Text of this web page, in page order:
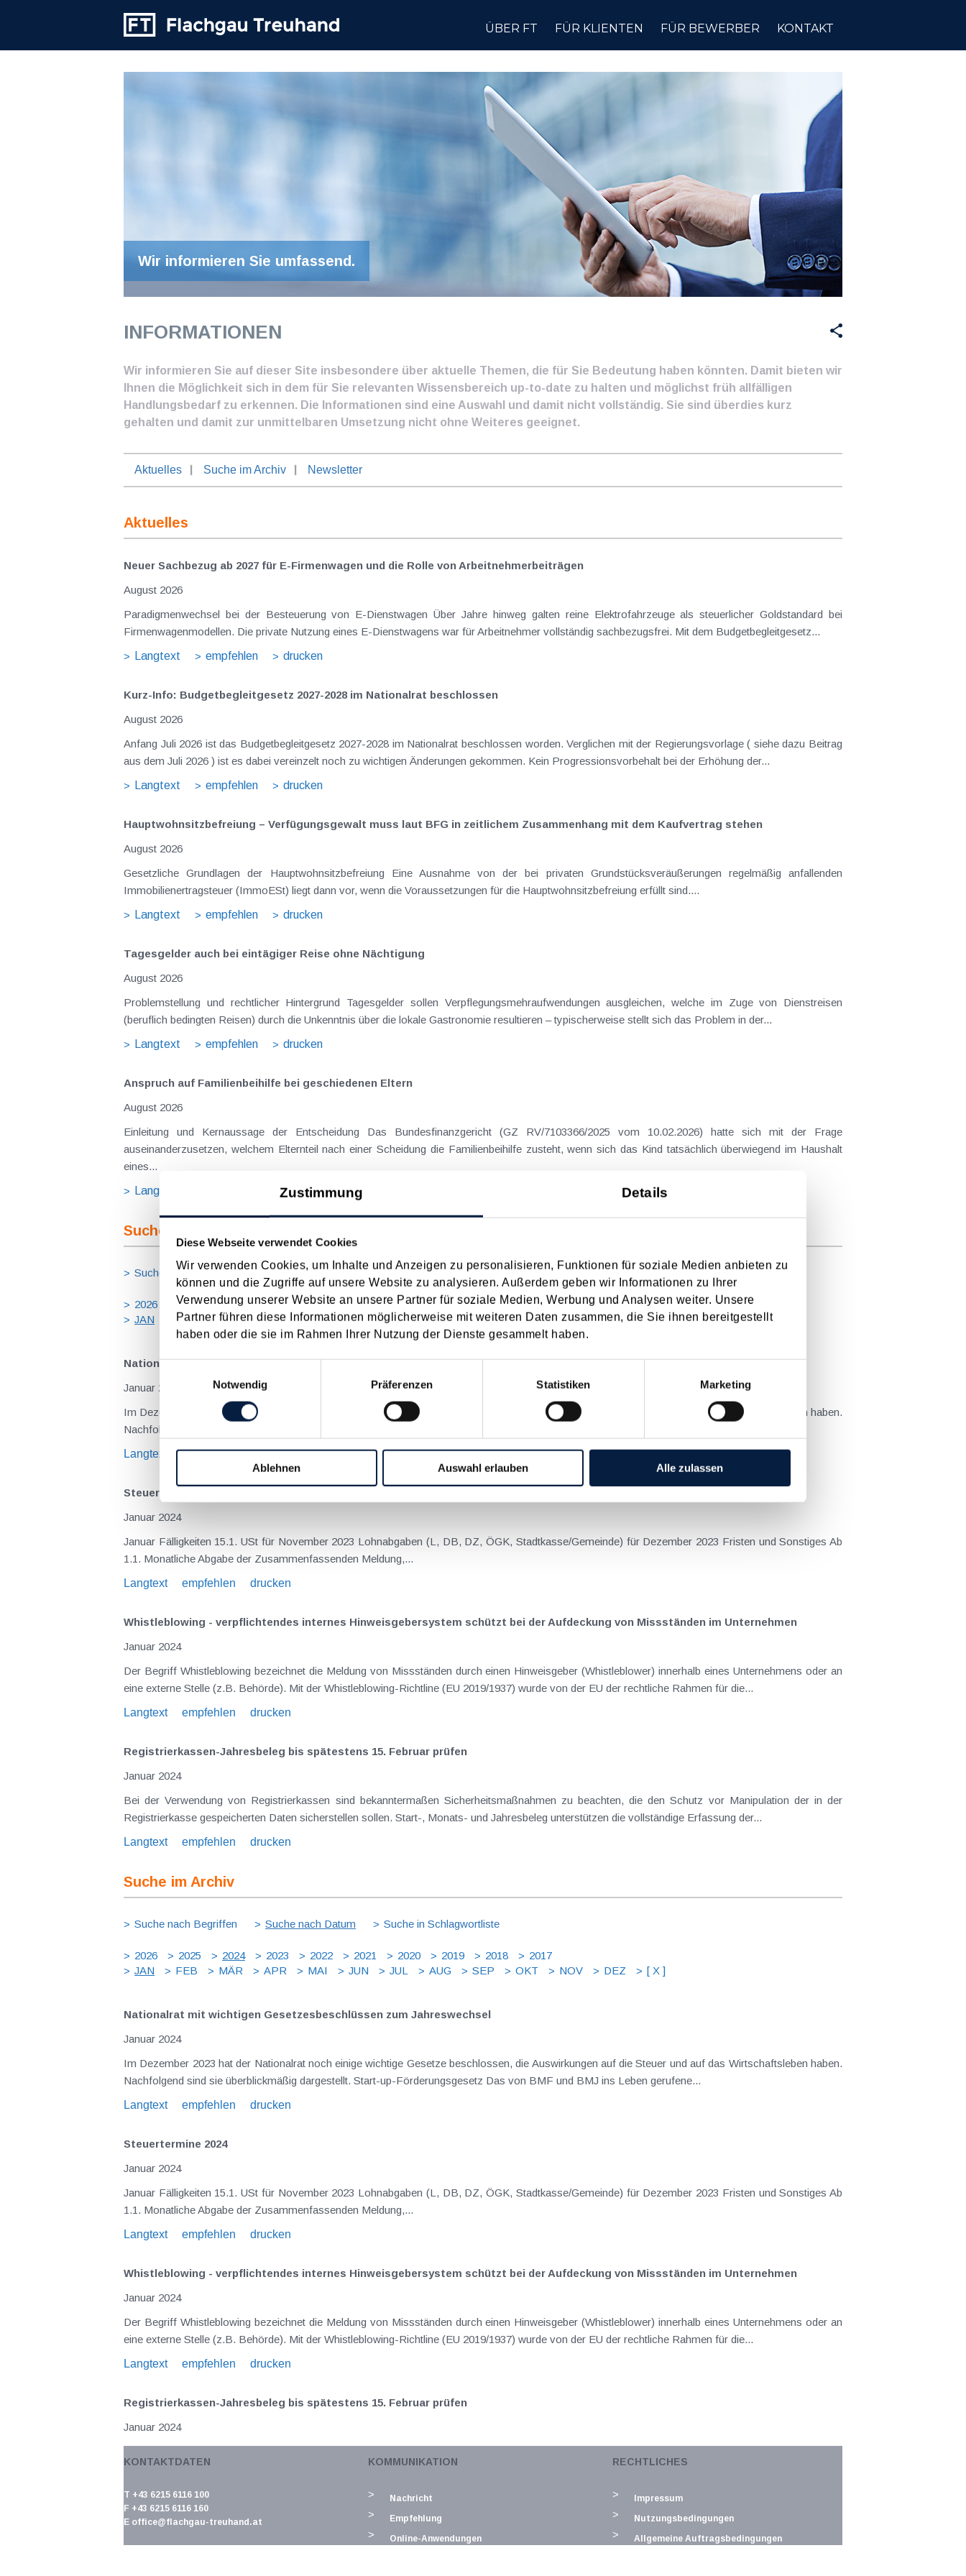
Zustimmung Details
Diese Webseite verwendet Cookies
Wir verwenden Cookies, um Inhalte und Anzeigen zu personalisieren, Funktionen für soziale Medien anbieten zu
können und die Zugriffe auf unsere Website zu analysieren. Außerdem geben wir Informationen zu Ihrer
Verwendung unserer Website an unsere Partner für soziale Medien, Werbung und Analysen weiter. Unsere
Partner führen diese Informationen möglicherweise mit weiteren Daten zusammen, die Sie ihnen bereitgestellt
haben oder die sie im Rahmen Ihrer Nutzung der Dienste gesammelt haben.
Notwendig
Präferenzen Statistiken Marketing
Ablehnen Auswahl erlauben Alle zulassen
ÜBER FT FÜR KLIENTEN FÜR BEWERBER KONTAKT
Wir informieren Sie umfassend.
INFORMATIONEN
Wir informieren Sie auf dieser Site insbesondere über aktuelle Themen, die für Sie Bedeutung haben könnten. Damit bieten wir
Ihnen die Möglichkeit sich in dem für Sie relevanten Wissensbereich up-to-date zu halten und möglichst früh allfälligen
Handlungsbedarf zu erkennen. Die Informationen sind eine Auswahl und damit nicht vollständig. Sie sind überdies kurz
gehalten und damit zur unmittelbaren Umsetzung nicht ohne Weiteres geeignet.
Aktuelles Suche im Archiv Newsletter
Aktuelles
Neuer Sachbezug ab 2027 für E-Firmenwagen und die Rolle von Arbeitnehmer​­beiträgen
August 2026
Paradigmenwechsel bei der Besteuerung von E-Dienstwagen Über Jahre hinweg galten reine Elektrofahrzeuge als steuerlicher Goldstandard bei
Firmenwagenmodellen. Die private Nutzung eines E-Dienstwagens war für Arbeitnehmer vollständig sachbezugsfrei. Mit dem Budgetbegleitgesetz...
Langtext
empfehlen drucken
Kurz-Info: Budgetbegleitgesetz 2027-2028 im Nationalrat beschlossen
August 2026
Anfang Juli 2026 ist das Budgetbegleitgesetz 2027-2028 im Nationalrat beschlossen worden. Verglichen mit der Regierungsvorlage ( siehe dazu Beitrag
aus dem Juli 2026 ) ist es dabei vereinzelt noch zu wichtigen Änderungen gekommen. Kein Progressionsvorbehalt bei der Erhöhung der...
Langtext
empfehlen drucken
Hauptwohnsitz​­befreiung – Verfügungsgewalt muss laut BFG in zeitlichem Zusammenhang mit dem Kaufvertrag stehen
August 2026
Gesetzliche Grundlagen der Hauptwohnsitzbefreiung Eine Ausnahme von der bei privaten Grundstücksveräußerungen regelmäßig anfallenden
Immobilienertragsteuer (ImmoESt) liegt dann vor, wenn die Voraussetzungen für die Hauptwohnsitzbefreiung erfüllt sind....
Langtext
empfehlen drucken
Tagesgelder auch bei eintägiger Reise ohne Nächtigung
August 2026
Problemstellung und rechtlicher Hintergrund Tagesgelder sollen Verpflegungsmehraufwendungen ausgleichen, welche im Zuge von Dienstreisen
(beruflich bedingten Reisen) durch die Unkenntnis über die lokale Gastronomie resultieren – typischerweise stellt sich das Problem in der...
Langtext
empfehlen drucken
Anspruch auf Familienbeihilfe bei geschiedenen Eltern
August 2026
Einleitung und Kernaussage der Entscheidung Das Bundesfinanzgericht (GZ RV/7103366/2025 vom 10.02.2026) hatte sich mit der Frage
auseinanderzusetzen, welchem Elternteil nach einer Scheidung die Familienbeihilfe zusteht, wenn sich das Kind tatsächlich überwiegend im Haushalt
eines...
Langtext
drucken
Suche im Archiv
Suche nach Begriffen Suche nach Datum Suche in Schlagwortliste
2026 2025 2024 2023 2022 2021 2020 2019 2018
2017
JAN
FEB MÄR APR MAI JUN JUL AUG SEP OKT NOV DEZ [ X ]
Nationalrat mit wichtigen Gesetzesbeschlüssen zum Jahreswechsel
Januar 2024
Im Dezember 2023 hat der Nationalrat noch einige wichtige Gesetze beschlossen, die Auswirkungen auf die Steuer und auf das Wirtschaftsleben haben.
Nachfolgend sind sie überblickmäßig dargestellt. Start-up-Förderungsgesetz Das von BMF und BMJ ins Leben gerufene...
Langtext
empfehlen drucken
Steuertermine 2024
Januar 2024
Januar Fälligkeiten 15.1. USt für November 2023 Lohnabgaben (L, DB, DZ, ÖGK, Stadtkasse/Gemeinde) für Dezember 2023 Fristen und Sonstiges Ab
1.1. Monatliche Abgabe der Zusammenfassenden Meldung,...
Langtext
empfehlen drucken
Whistleblowing - verpflichtendes internes Hinweisgebersystem schützt bei der Aufdeckung von Missständen im Unternehmen
Januar 2024
Der Begriff Whistleblowing bezeichnet die Meldung von Missständen durch einen Hinweisgeber (Whistleblower) innerhalb eines Unternehmens oder an
eine externe Stelle (z.B. Behörde). Mit der Whistleblowing-Richtline (EU 2019/1937) wurde von der EU der rechtliche Rahmen für die...
Langtext
empfehlen drucken
Registrierkassen-Jahresbeleg bis spätestens 15. Februar prüfen
Januar 2024
Bei der Verwendung von Registrierkassen sind bekanntermaßen Sicherheitsmaßnahmen zu beachten, die den Schutz vor Manipulation der in der
Registrierkasse gespeicherten Daten sicherstellen sollen. Start-, Monats- und Jahresbeleg unterstützen die vollständige Erfassung der...
Langtext
empfehlen drucken
Suche im Archiv
Suche nach Begriffen Suche nach Datum Suche in Schlagwortliste
2026 2025 2024 2023 2022 2021 2020 2019 2018
2017
JAN
FEB MÄR APR MAI JUN JUL AUG SEP OKT NOV DEZ [ X ]
Nationalrat mit wichtigen Gesetzesbeschlüssen zum Jahreswechsel
Januar 2024
Im Dezember 2023 hat der Nationalrat noch einige wichtige Gesetze beschlossen, die Auswirkungen auf die Steuer und auf das Wirtschaftsleben haben.
Nachfolgend sind sie überblickmäßig dargestellt. Start-up-Förderungsgesetz Das von BMF und BMJ ins Leben gerufene...
Langtext
empfehlen drucken
Steuertermine 2024
Januar 2024
Januar Fälligkeiten 15.1. USt für November 2023 Lohnabgaben (L, DB, DZ, ÖGK, Stadtkasse/Gemeinde) für Dezember 2023 Fristen und Sonstiges Ab
1.1. Monatliche Abgabe der Zusammenfassenden Meldung,...
Langtext
empfehlen drucken
Whistleblowing - verpflichtendes internes Hinweisgebersystem schützt bei der Aufdeckung von Missständen im Unternehmen
Januar 2024
Der Begriff Whistleblowing bezeichnet die Meldung von Missständen durch einen Hinweisgeber (Whistleblower) innerhalb eines Unternehmens oder an
eine externe Stelle (z.B. Behörde). Mit der Whistleblowing-Richtline (EU 2019/1937) wurde von der EU der rechtliche Rahmen für die...
Langtext
empfehlen drucken
Registrierkassen-Jahresbeleg bis spätestens 15. Februar prüfen
Januar 2024
Registrierkasse gespeicherten Daten sicherstellen sollen. Start-, Monats- und Jahresbeleg unterstützen die vollständige Erfassung der...
Langtext
empfehlen
KONTAKTDATEN
T +43 6215 6116 100
F +43 6215 6116 160
E office@flachgau-treuhand.at
KOMMUNIKATION
Nachricht
Empfehlung
Online-Anwendungen
RECHTLICHES
Impressum
Nutzungsbedingungen
Allgemeine Auftragsbedingungen